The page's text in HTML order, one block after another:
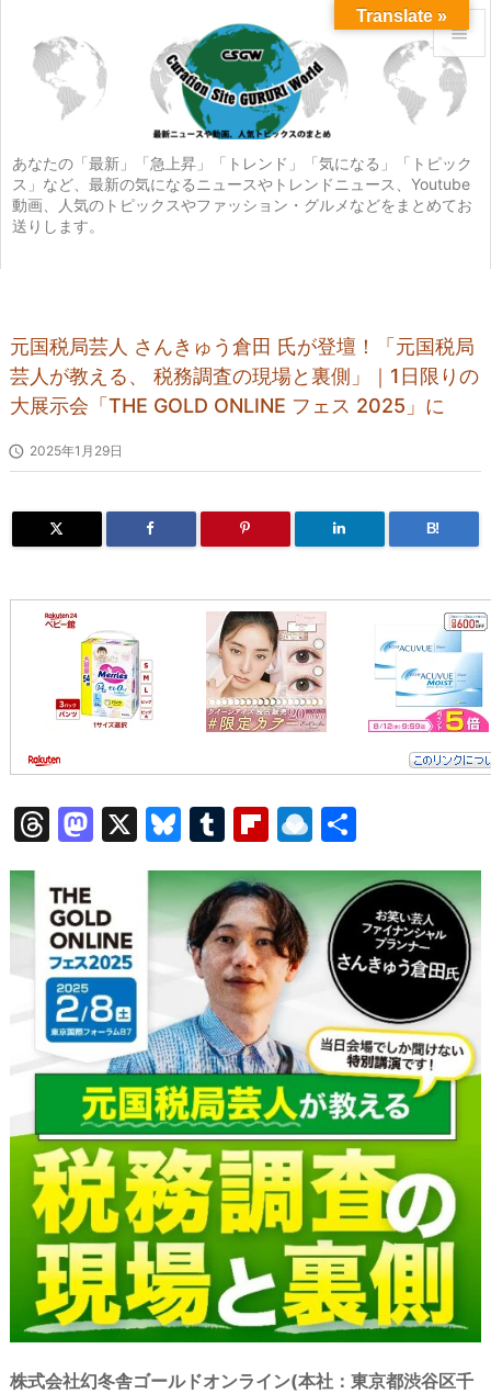
あなたの「最新」「急上昇」「トレンド」「気になる」「トピック
ス」など、最新の気になるニュースやトレンドニュース、Youtube
動画、人気のトピックスやファッション・グルメなどをまとめてお
送りします。


メニュ
サイド

前へ
元国税局芸人 さんきゅう倉田 氏が登壇！「元国税局
芸人が教える、 税務調査の現場と裏側」｜1日限りの
大展示会「THE GOLD ONLINE フェス 2025」に
 2025年1月29日
B!
T
e
a
d
s
M
o
d
o
n
X
Bl
u
e
s
k
T
u
m
bl
r
Fl
ip
b
o
ar
d
R
ai
n
dr
o
p.
io
有
株式会社幻冬舎ゴールドオンライン(本社：東京都渋谷区千
Translate »